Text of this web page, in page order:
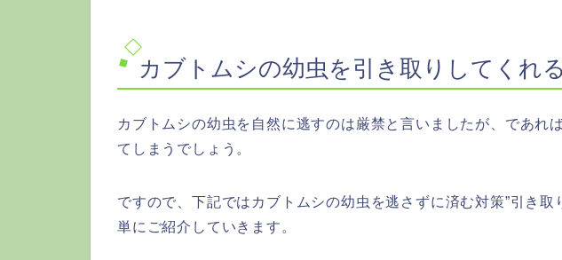
カブトムシの幼虫を引き取りしてくれ
カブトムシの幼虫を自然に逃すのは厳禁と言いましたが、であれ
てしまうでしょう。
ですので、下記ではカブトムシの幼虫を逃さずに済む対策”引き取
単にご紹介していきます。